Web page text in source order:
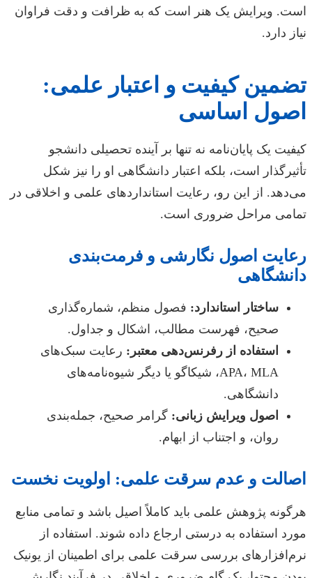
است. ویرایش یک هنر است که به ظرافت و دقت فراوان
نیاز دارد.
تضمین کیفیت و اعتبار علمی:
اصول اساسی
کیفیت یک پایان‌نامه نه تنها بر آینده تحصیلی دانشجو
تأثیرگذار است، بلکه اعتبار دانشگاهی او را نیز شکل
می‌دهد. از این رو، رعایت استانداردهای علمی و اخلاقی در
تمامی مراحل ضروری است.
رعایت اصول نگارشی و فرمت‌بندی
دانشگاهی
ساختار استاندارد: فصول منظم، شماره‌گذاری
صحیح، فهرست مطالب، اشکال و جداول.
استفاده از رفرنس‌دهی معتبر: رعایت سبک‌های
APA، MLA، شیکاگو یا دیگر شیوه‌نامه‌های
دانشگاهی.
اصول ویرایش زبانی: گرامر صحیح، جمله‌بندی
روان، و اجتناب از ابهام.
اصالت و عدم سرقت علمی: اولویت نخست
هرگونه پژوهش علمی باید کاملاً اصیل باشد و تمامی منابع
مورد استفاده به درستی ارجاع داده شوند. استفاده از
نرم‌افزارهای بررسی سرقت علمی برای اطمینان از یونیک